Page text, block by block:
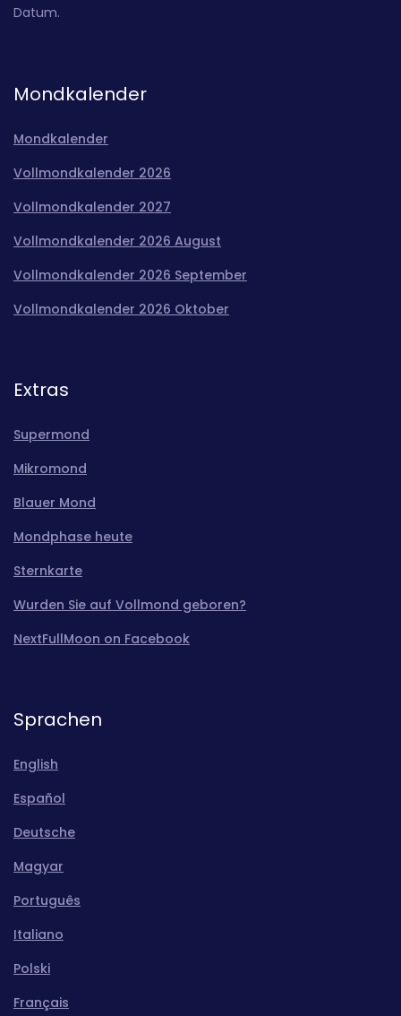
Datum.
Mondkalender
Mondkalender
Vollmondkalender 2026
Vollmondkalender 2027
Vollmondkalender 2026 August
Vollmondkalender 2026 September
Vollmondkalender 2026 Oktober
Extras
Supermond
Mikromond
Blauer Mond
Mondphase heute
Sternkarte
Wurden Sie auf Vollmond geboren?
NextFullMoon on Facebook
Sprachen
English
Español
Deutsche
Magyar
Português
Italiano
Polski
Français